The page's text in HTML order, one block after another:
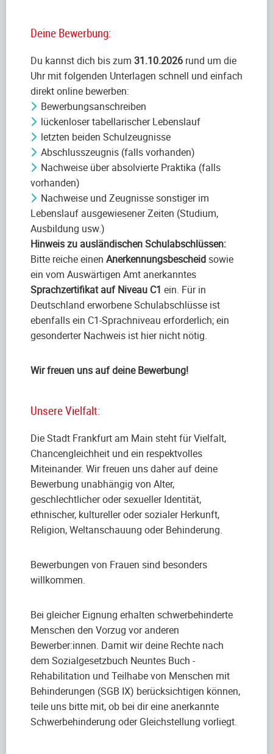
Deine Bewerbung:
Du kannst dich bis zum 31.10.2026 rund um die
Uhr mit folgenden Unterlagen schnell und einfach
direkt online bewerben:
Bewerbungsanschreiben
lückenloser tabellarischer Lebenslauf
letzten beiden Schulzeugnisse
Abschlusszeugnis (falls vorhanden)
Nachweise über absolvierte Praktika (falls
vorhanden)
Nachweise und Zeugnisse sonstiger im
Lebenslauf ausgewiesener Zeiten (Studium,
Ausbildung usw.)
Hinweis zu ausländischen Schulabschlüssen:
Bitte reiche einen Anerkennungsbescheidsowie
ein vom Auswärtigen Amt anerkanntes
Sprachzertifikat auf Niveau C1 ein. Für in
Deutschland erworbene Schulabschlüsse ist
ebenfalls ein C1-Sprachniveau erforderlich; ein
gesonderter Nachweis ist hier nicht nötig.
Wir freuen uns auf deine Bewerbung!
Unsere Vielfalt:
Die Stadt Frankfurt am Main steht für Vielfalt,
Chancengleichheit und ein respektvolles
Miteinander. Wir freuen uns daher auf deine
Bewerbung unabhängig von Alter,
geschlechtlicher oder sexueller Identität,
ethnischer, kultureller oder sozialer Herkunft,
Religion, Weltanschauung oder Behinderung.
Bewerbungen von Frauen sind besonders
willkommen.
Bei gleicher Eignung erhalten schwerbehinderte
Menschen den Vorzug vor anderen
Bewerber:innen. Damit wir deine Rechte nach
dem Sozialgesetzbuch Neuntes Buch -
Rehabilitation und Teilhabe von Menschen mit
Behinderungen (SGB IX) berücksichtigen können,
teile uns bitte mit, ob bei dir eine anerkannte
Schwerbehinderung oder Gleichstellung vorliegt.